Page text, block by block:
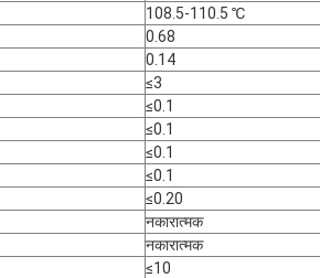
108.5-110.5 ℃
0.68
0.14
≤3
≤0.1
≤0.1
≤0.1
≤0.1
≤0.20
नकारात्मक
नकारात्मक
≤10